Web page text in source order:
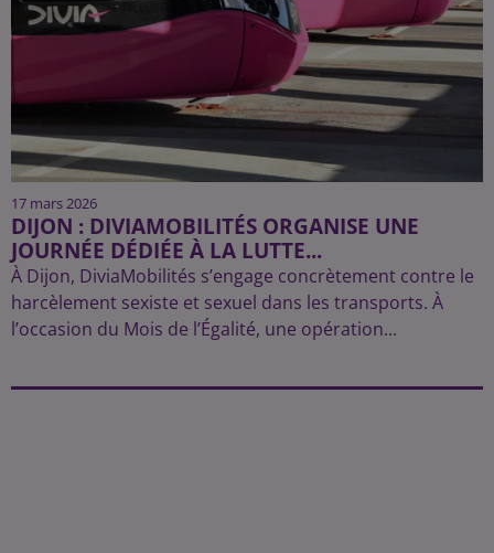
17 mars 2026
DIJON : DIVIAMOBILITÉS ORGANISE UNE
JOURNÉE DÉDIÉE À LA LUTTE...
À Dijon, DiviaMobilités s’engage concrètement contre le
harcèlement sexiste et sexuel dans les transports. À
l’occasion du Mois de l’Égalité, une opération...